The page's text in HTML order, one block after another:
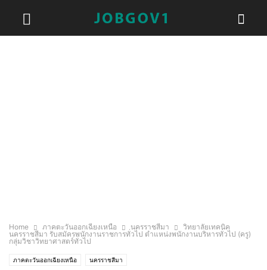
Home ภาคตะวันออกเฉียงเหนือ นครราชสีมา
วิทยาลัยเทคนิค
นครราชสีมา รับสมัครพนักงานราชการทั่วไป ตำแหน่งพนักงานบริหารทั่วไป (ครู)
กลุ่มวิชาวิทยาศาสตร์ทั่วไป
ภาคตะวันออกเฉียงเหนือ นครราชสีมา